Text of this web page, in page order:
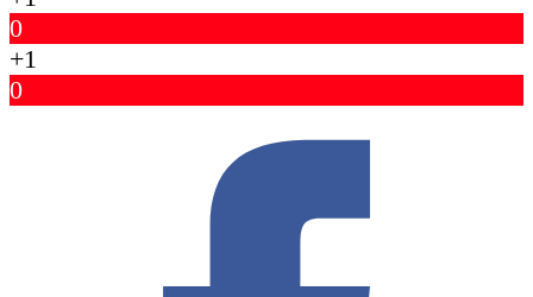
0
+1
0